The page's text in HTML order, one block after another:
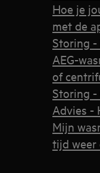
Hoe je
met de
Storing -
AEG-
of
Storing -
Advies -
Mijn
tijd weer